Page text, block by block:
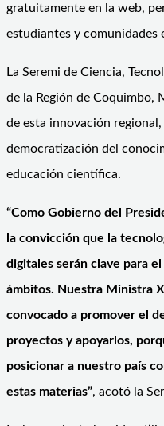
gratuitamente en la web,
estudiantes y comunidades
La Seremi de Ciencia,
de la Región de Coquimbo,
de esta innovación
democratización del
educación científica.
“Como Gobierno del
la convicción que la
digitales serán clave para
ámbitos. Nuestra Ministra
convocado a promover el
proyectos y apoyarlos,
posicionar a nuestro país
estas materias”, acotó la